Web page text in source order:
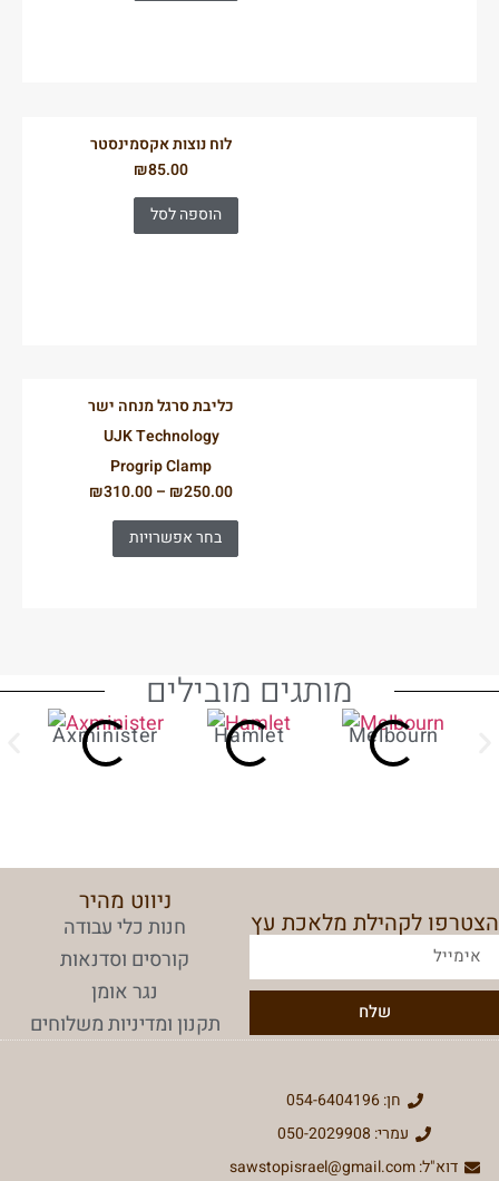
לוח נוצות אקסמינסטר
₪85.00
הוספה לסל
כליבת סרגל מנחה ישר
UJK Technology
Progrip Clamp
₪250.00
–
₪310.00
בחר אפשרויות
מותגים מובילים
Axminister Hamlet Melbourn
הצטרפו לקהילת מלאכת עץ
שלח
ניווט מהיר
חנות כלי עבודה
קורסים וסדנאות
נגר אומן
תקנון ומדיניות משלוחים
חן: 054-6404196
עמרי: 050-2029908
דוא"ל: sawstopisrael@gmail.com